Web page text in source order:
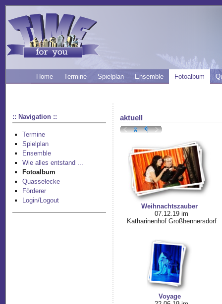
Home Termine Spielplan Ensemble Fotoalbum
:: Navigation ::
Termine
Spielplan
Ensemble
Wie alles entstand ...
Fotoalbum
Quasselecke
Förderer
Login/Logout
aktuell
Weihnachtszauber
07.12.19 im
Katharinenhof Großhennersdorf
Voyage